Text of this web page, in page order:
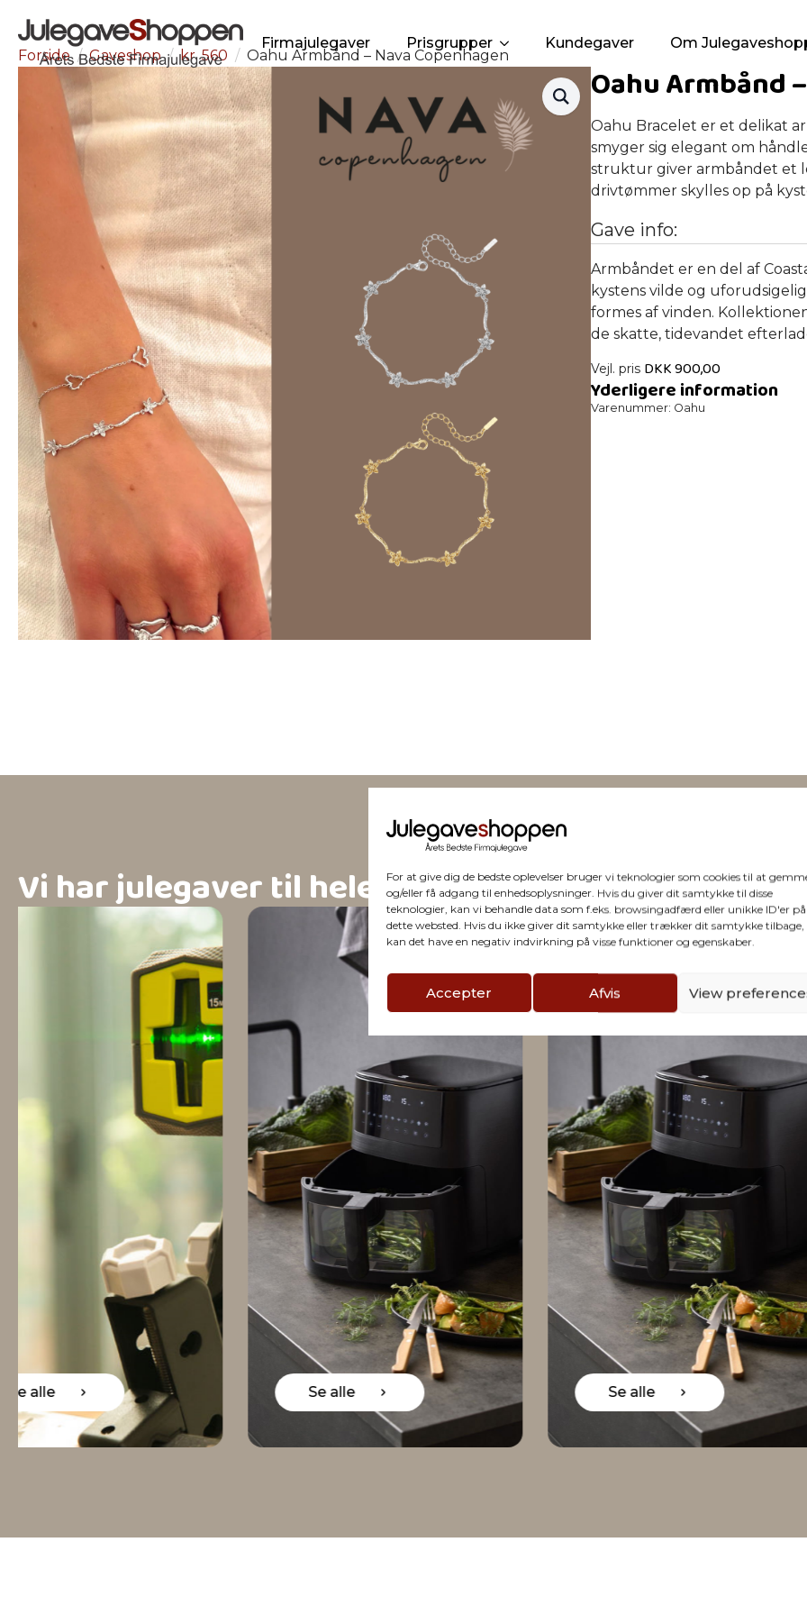
For at give dig de bedste oplevelser bruger vi teknologier som cookies til at
og/eller få adgang til enhedsoplysninger. Hvis du giver dit samtykke til disse
teknologier, kan vi behandle data som f.eks. browsingadfærd eller unikke ID'er på
dette websted. Hvis du ikke giver dit samtykke eller trækker dit samtykke tilbage,
kan det have en negativ indvirkning på visse funktioner og egenskaber.
Accepter Afvis View
Firmajulegaver Prisgrupper Kundegaver Om
Forside Gaveshop kr. 560 Oahu Armbånd – Nava Copenhagen
Oahu Armbånd
Oahu Bracelet er et delikat
smyger sig elegant om
struktur giver armbåndet et
drivtømmer skylles op på
Gave info:
Armbåndet er en del af
kystens vilde og
formes af vinden.
de skatte, tidevandet
Vejl. pris DKK900,00
Yderligere information
Varenummer: Oahu
Vi har julegaver til hele firmaet
Se alle Se alle Se alle